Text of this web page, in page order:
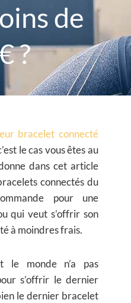
de
?
bracelet connecté
le cas vous êtes au
dans cet article
connectés du
pour une
qui veut s’offrir son
à moindres frais.
monde n’a pas
s’offrir le dernier
le dernier bracelet